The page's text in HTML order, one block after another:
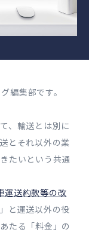
編集部です。
、輸送とは別に
とそれ以外の業
たいという共通
運送約款等の改
と運送以外の役
たる「料金」の